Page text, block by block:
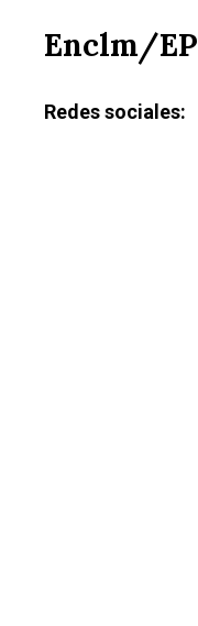
Enclm/EP
Redes sociales: